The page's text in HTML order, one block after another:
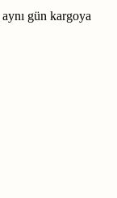
aynı gün kargoya